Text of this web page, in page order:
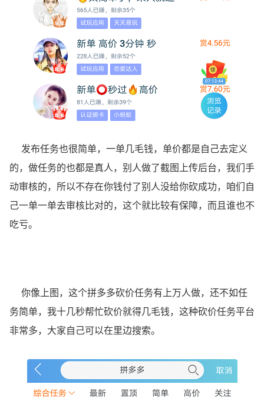
发布任务也很简单，一单几毛钱，单价都是自己去定义
的，做任务的也都是真人，别人做了截图上传后台，我们手
动审核的，所以不存在你钱付了别人没给你砍成功，咱们自
己一单一单去审核比对的，这个就比较有保障，而且谁也不
吃亏。
你像上图，这个拼多多砍价任务有上万人做，还不如任
务简单，我十几秒帮忙砍价就得几毛钱，这种砍价任务平台
非常多，大家自己可以在里边搜索。